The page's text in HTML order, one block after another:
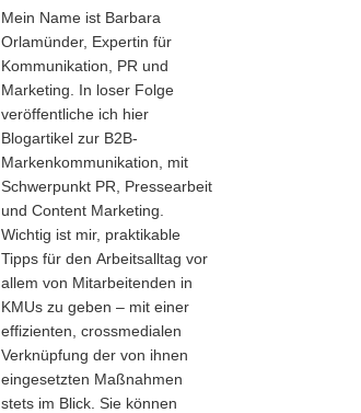
Mein Name ist Barbara
Orlamünder, Expertin für
Kommunikation, PR und
Marketing. In loser Folge
veröffentliche ich hier
Blogartikel zur B2B-
Markenkommunikation, mit
Schwerpunkt PR, Pressearbeit
und Content Marketing.
Wichtig ist mir, praktikable
Tipps für den Arbeitsalltag vor
allem von Mitarbeitenden in
KMUs zu geben – mit einer
effizienten, crossmedialen
Verknüpfung der von ihnen
eingesetzten Maßnahmen
stets im Blick. Sie können